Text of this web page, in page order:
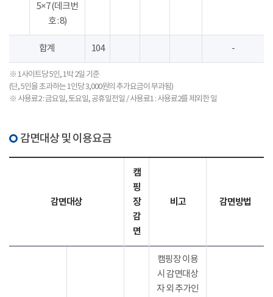
5×7 (데크번
호 : 8)
합계 104 -
※ 1사이트당 5인, 1박 2일 기준
(단, 5인을 초과하는 1인당 3,000원의 추가요금이 부과됨)
※ 사용료2 : 금요일, 토요일, 공휴일전일 / 사용료1 : 사용료2를 제외한 일
감면대상 및 이용요금
감면대상
캠
핑
장
감
면
비고 감면방법
캠핑장 이용
시 감면대상
자 외 추가인